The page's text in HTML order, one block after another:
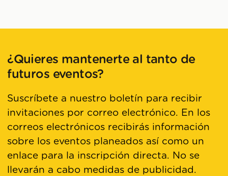
¿Quieres mantenerte al tanto de
futuros eventos?
Suscríbete a nuestro boletín para recibir
invitaciones por correo electrónico. En los
correos electrónicos recibirás información
sobre los eventos planeados así como un
enlace para la inscripción directa. No se
llevarán a cabo medidas de publicidad.